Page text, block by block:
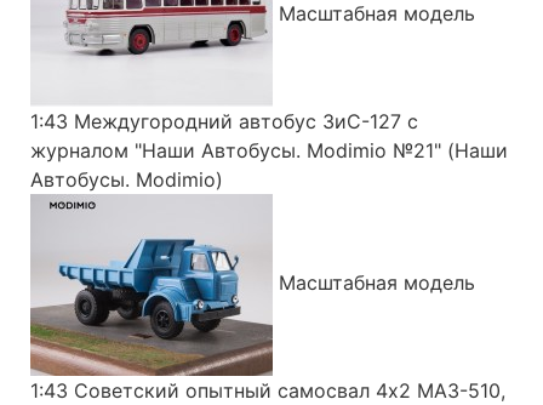
Масштабная модель
1:43 Междугородний автобус ЗиС-127 с
журналом "Наши Автобусы. Modimio №21" (Наши
Автобусы. Modimio)
Масштабная модель
1:43 Советский опытный самосвал 4х2 МАЗ-510,